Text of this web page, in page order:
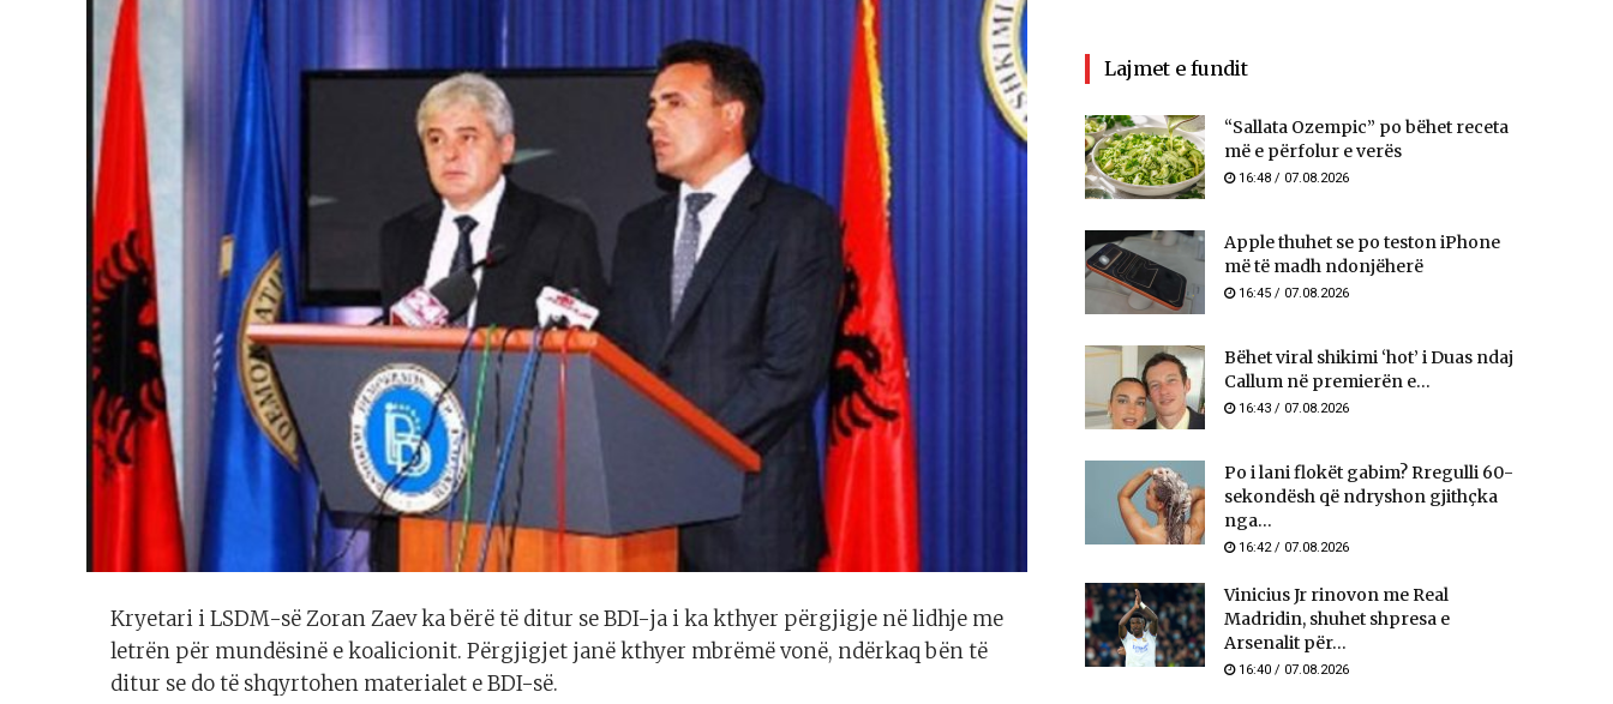
Kryetari i LSDM-së Zoran Zaev ka bërë të ditur se BDI-ja i ka kthyer përgjigje në lidhje me
letrën për mundësinë e koalicionit. Përgjigjet janë kthyer mbrëmë vonë, ndërkaq bën të
ditur se do të shqyrtohen materialet e BDI-së.
Lajmet e fundit
“Sallata Ozempic” po bëhet receta
më e përfolur e verës
16:48 / 07.08.2026
Apple thuhet se po teston iPhone
më të madh ndonjëherë
16:45 / 07.08.2026
Bëhet viral shikimi ‘hot’ i Duas ndaj
Callum në premierën e...
16:43 / 07.08.2026
Po i lani flokët gabim? Rregulli 60-
sekondësh që ndryshon gjithçka
nga...
16:42 / 07.08.2026
Vinicius Jr rinovon me Real
Madridin, shuhet shpresa e
Arsenalit për...
16:40 / 07.08.2026